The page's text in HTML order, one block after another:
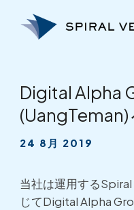
Digital Alpha
24 8月 2019
当社は運用するSpiral
じてDigital Alpha